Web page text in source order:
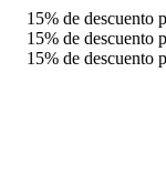
15% de descuento
15% de descuento
15% de descuento